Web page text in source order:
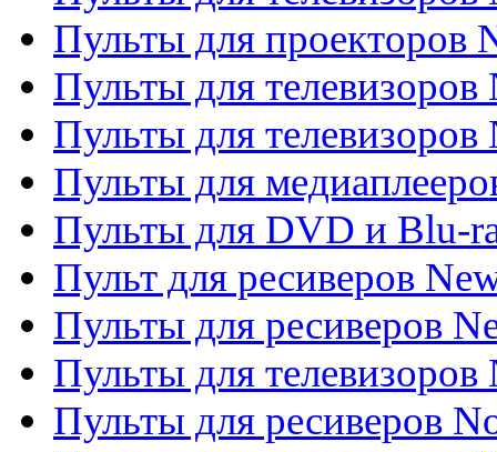
Пульты для проекторов
Пульты для телевизоров
Пульты для телевизоров
Пульты для
Пульты для DVD и Blu-
Пульт для ресиверов
Пульты для ресиверов
Пульты для телевизоров
Пульты для ресиверов